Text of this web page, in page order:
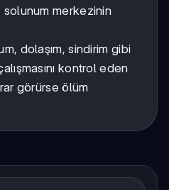
merkezinin
dolaşım, sindirim gibi
kontrol eden
görürse ölüm